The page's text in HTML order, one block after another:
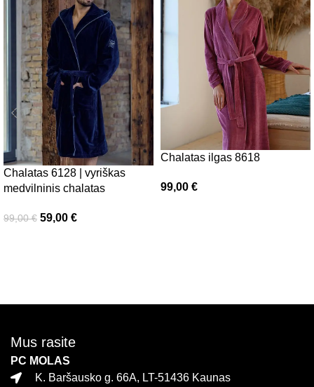
Chalatas 6128 | vyriškas
medvilninis chalatas
99,00€ 59,00 €
Chalatas ilgas 8618
99,00 €
Mus rasite
PC MOLAS
K. Baršausko g. 66A, LT-51436 Kaunas